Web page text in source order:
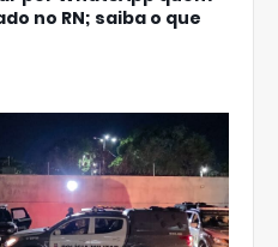
no RN; saiba o que